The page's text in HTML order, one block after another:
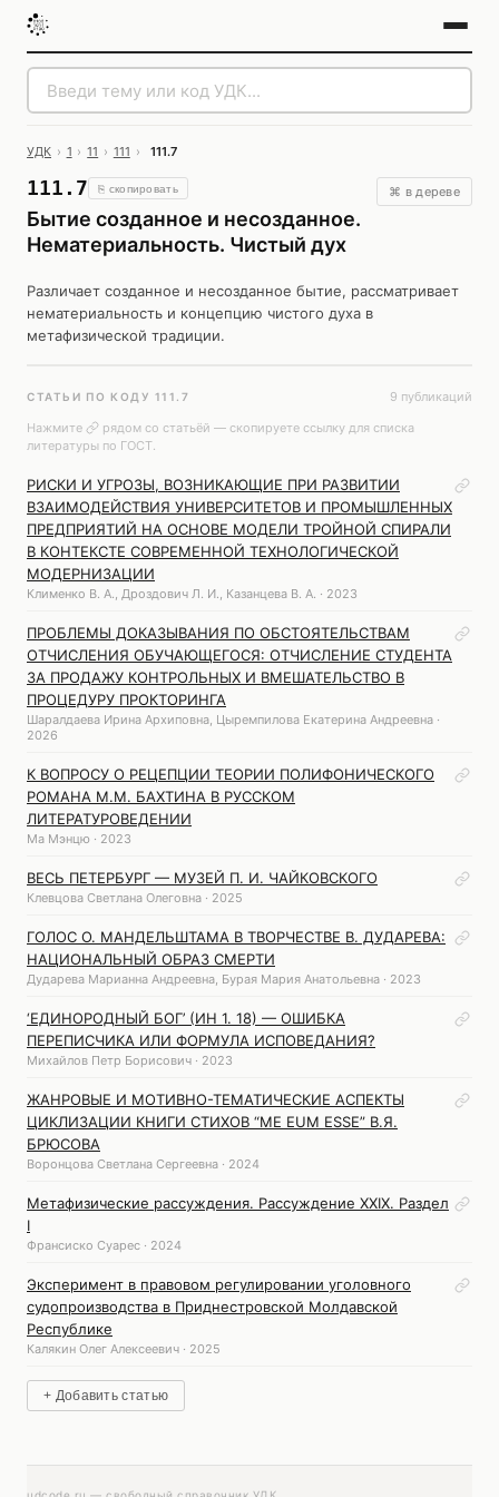
УДК › 1 › 11 › 111 › 111.7
111.7 ⎘ скопировать
Бытие созданное и несозданное.
Нематериальность. Чистый дух
⌘ в дереве
Различает созданное и несозданное бытие, рассматривает
нематериальность и концепцию чистого духа в
метафизической традиции.
СТАТЬИ ПО КОДУ 111.7
9 публикаций
Нажмите
рядом со статьёй — скопируете ссылку для списка
литературы по ГОСТ.
РИСКИ И УГРОЗЫ, ВОЗНИКАЮЩИЕ ПРИ РАЗВИТИИ
ВЗАИМОДЕЙСТВИЯ УНИВЕРСИТЕТОВ И ПРОМЫШЛЕННЫХ
ПРЕДПРИЯТИЙ НА ОСНОВЕ МОДЕЛИ ТРОЙНОЙ СПИРАЛИ
В КОНТЕКСТЕ СОВРЕМЕННОЙ ТЕХНОЛОГИЧЕСКОЙ
МОДЕРНИЗАЦИИ
Клименко В. А., Дроздович Л. И., Казанцева В. А. · 2023
ПРОБЛЕМЫ ДОКАЗЫВАНИЯ ПО ОБСТОЯТЕЛЬСТВАМ
ОТЧИСЛЕНИЯ ОБУЧАЮЩЕГОСЯ: ОТЧИСЛЕНИЕ СТУДЕНТА
ЗА ПРОДАЖУ КОНТРОЛЬНЫХ И ВМЕШАТЕЛЬСТВО В
ПРОЦЕДУРУ ПРОКТОРИНГА
Шаралдаева Ирина Архиповна, Цыремпилова Екатерина Андреевна ·
2026
К ВОПРОСУ О РЕЦЕПЦИИ ТЕОРИИ ПОЛИФОНИЧЕСКОГО
РОМАНА М.М. БАХТИНА В РУССКОМ
ЛИТЕРАТУРОВЕДЕНИИ
Ма Мэнцю · 2023
ВЕСЬ ПЕТЕРБУРГ — МУЗЕЙ П. И. ЧАЙКОВСКОГО
Клевцова Светлана Олеговна · 2025
ГОЛОС О. МАНДЕЛЬШТАМА В ТВОРЧЕСТВЕ В. ДУДАРЕВА:
НАЦИОНАЛЬНЫЙ ОБРАЗ СМЕРТИ
Дударева Марианна Андреевна, Бурая Мария Анатольевна · 2023
‘ЕДИНОРОДНЫЙ БОГ’ (ИН 1. 18) — ОШИБКА
ПЕРЕПИСЧИКА ИЛИ ФОРМУЛА ИСПОВЕДАНИЯ?
Михайлов Петр Борисович · 2023
ЖАНРОВЫЕ И МОТИВНО-ТЕМАТИЧЕСКИЕ АСПЕКТЫ
ЦИКЛИЗАЦИИ КНИГИ СТИХОВ “ME EUM ESSE” В.Я.
БРЮСОВА
Воронцова Светлана Сергеевна · 2024
Метафизические рассуждения. Рассуждение XXIX. Раздел
I
Франсиско Суарес · 2024
Эксперимент в правовом регулировании уголовного
судопроизводства в Приднестровской Молдавской
Республике
Калякин Олег Алексеевич · 2025
+ Добавить статью
udcode.ru — свободный справочник УДК